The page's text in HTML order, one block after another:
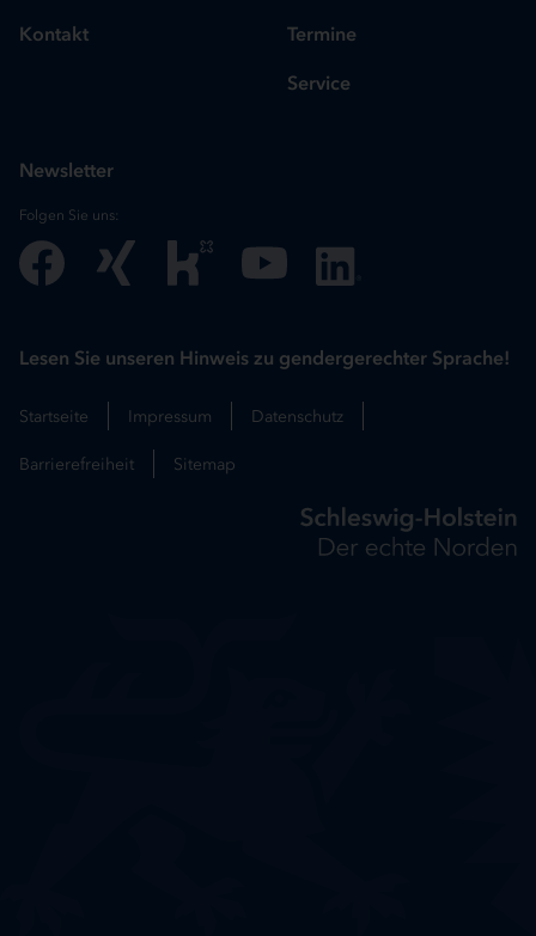
Kontakt Termine
Service
Newsletter
Folgen Sie uns:
Lesen Sie unseren Hinweis zu gendergerechter Sprache!
Startseite Impressum Datenschutz
Barrierefreiheit Sitemap